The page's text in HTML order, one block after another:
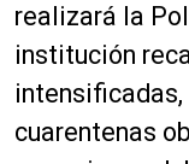
realizará la
institución
cuarentenas